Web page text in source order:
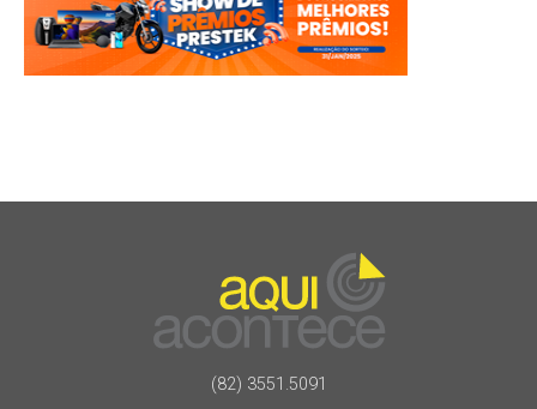
(82) 3551.5091